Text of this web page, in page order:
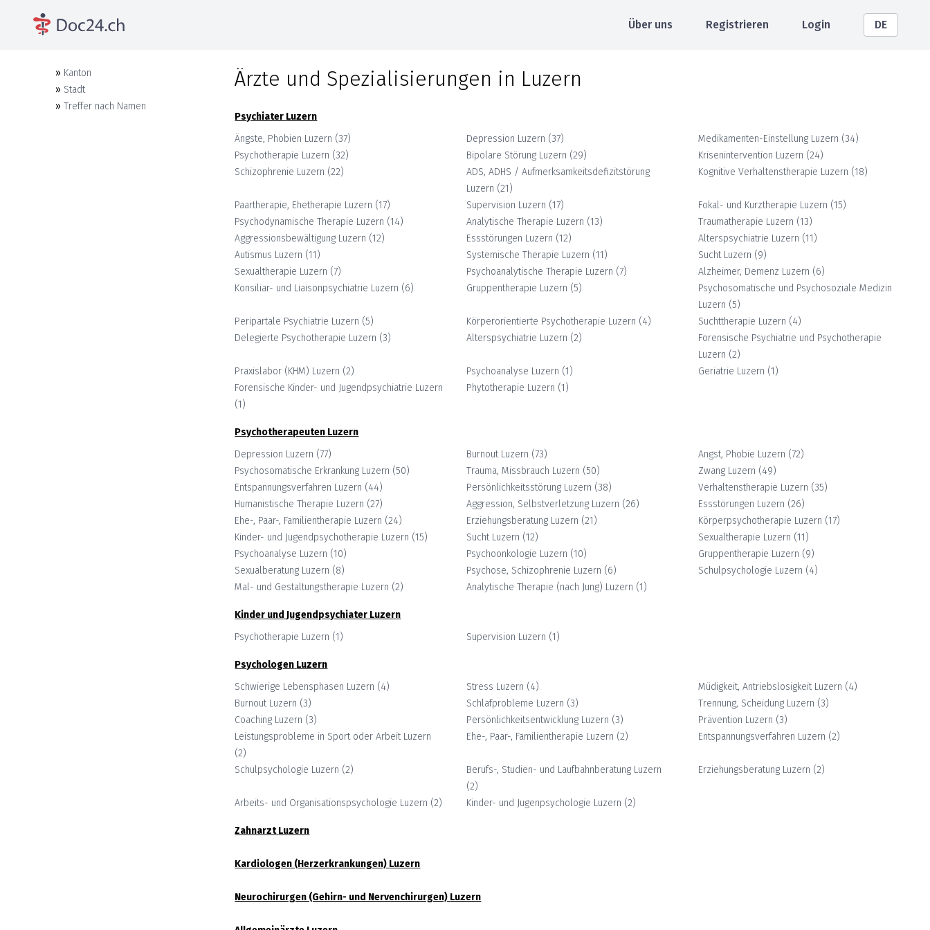
Über uns Registrieren Login DE
» Kanton
» Stadt
» Treffer nach Namen
Ärzte und Spezialisierungen in Luzern
Psychiater Luzern
Ängste, Phobien Luzern (37) Depression Luzern (37) Medikamenten-Einstellung Luzern (34)
Psychotherapie Luzern (32) Bipolare Störung Luzern (29) Krisenintervention Luzern (24)
Schizophrenie Luzern (22)
ADS, ADHS / Aufmerksamkeitsdefizitstörung
Luzern (21)
Kognitive Verhaltenstherapie Luzern (18)
Paartherapie, Ehetherapie Luzern (17) Supervision Luzern (17) Fokal- und Kurztherapie Luzern (15)
Psychodynamische Therapie Luzern (14) Analytische Therapie Luzern (13) Traumatherapie Luzern (13)
Aggressionsbewältigung Luzern (12) Essstörungen Luzern (12) Alterspsychiatrie Luzern (11)
Autismus Luzern (11) Systemische Therapie Luzern (11) Sucht Luzern (9)
Sexualtherapie Luzern (7) Psychoanalytische Therapie Luzern (7) Alzheimer, Demenz Luzern (6)
Konsiliar- und Liaisonpsychiatrie Luzern (6) Gruppentherapie Luzern (5)
Psychosomatische und Psychosoziale Medizin
Luzern (5)
Peripartale Psychiatrie Luzern (5) Körperorientierte Psychotherapie Luzern (4) Suchttherapie Luzern (4)
Delegierte Psychotherapie Luzern (3) Alterspsychiatrie Luzern (2)
Forensische Psychiatrie und Psychotherapie
Luzern (2)
Praxislabor (KHM) Luzern (2) Psychoanalyse Luzern (1) Geriatrie Luzern (1)
Forensische Kinder- und Jugendpsychiatrie Luzern
(1)
Phytotherapie Luzern (1)
Psychotherapeuten Luzern
Depression Luzern (77) Burnout Luzern (73) Angst, Phobie Luzern (72)
Psychosomatische Erkrankung Luzern (50) Trauma, Missbrauch Luzern (50) Zwang Luzern (49)
Entspannungsverfahren Luzern (44) Persönlichkeitsstörung Luzern (38) Verhaltenstherapie Luzern (35)
Humanistische Therapie Luzern (27) Aggression, Selbstverletzung Luzern (26) Essstörungen Luzern (26)
Ehe-, Paar-, Familientherapie Luzern (24) Erziehungsberatung Luzern (21) Körperpsychotherapie Luzern (17)
Kinder- und Jugendpsychotherapie Luzern (15) Sucht Luzern (12) Sexualtherapie Luzern (11)
Psychoanalyse Luzern (10) Psychoonkologie Luzern (10) Gruppentherapie Luzern (9)
Sexualberatung Luzern (8) Psychose, Schizophrenie Luzern (6) Schulpsychologie Luzern (4)
Mal- und Gestaltungstherapie Luzern (2) Analytische Therapie (nach Jung) Luzern (1)
Kinder und Jugendpsychiater Luzern
Psychotherapie Luzern (1) Supervision Luzern (1)
Psychologen Luzern
Schwierige Lebensphasen Luzern (4) Stress Luzern (4) Müdigkeit, Antriebslosigkeit Luzern (4)
Burnout Luzern (3) Schlafprobleme Luzern (3) Trennung, Scheidung Luzern (3)
Coaching Luzern (3) Persönlichkeitsentwicklung Luzern (3) Prävention Luzern (3)
Leistungsprobleme in Sport oder Arbeit Luzern
(2)
Ehe-, Paar-, Familientherapie Luzern (2) Entspannungsverfahren Luzern (2)
Schulpsychologie Luzern (2) Berufs-, Studien- und Laufbahnberatung Luzern
(2)
Erziehungsberatung Luzern (2)
Arbeits- und Organisationspsychologie Luzern (2) Kinder- und Jugenpsychologie Luzern (2)
Zahnarzt Luzern
Kardiologen (Herzerkrankungen) Luzern
Neurochirurgen (Gehirn- und Nervenchirurgen) Luzern